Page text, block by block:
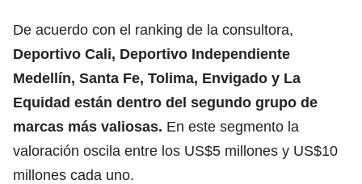
De acuerdo con el ranking de la consultora,
Deportivo Cali, Deportivo Independiente
Medellín, Santa Fe, Tolima, Envigado y La
Equidad están dentro del segundo grupo de
marcas más valiosas. En este segmento la
valoración oscila entre los US$5 millones y US$10
millones cada uno.